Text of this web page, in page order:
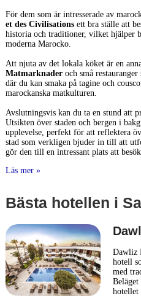
För dem som är intresserade av
et des Civilisationsett bra ställe att
historia och traditioner, vilket hjälper
moderna Marocko.
Att njuta av det lokala köket är en
Matmarknaderoch små restauranger
där du kan smaka på tagine och
marockanska matkulturen.
Avslutningsvis kan du ta en stund att
Utsikten över staden och bergen i
upplevelse, perfekt för att reflektera
stad som verkligen bjuder in till att
gör den till en intressant plats att
Läs mer »
Bästa hotellen i
Dawliz
hotell
med
hotellet